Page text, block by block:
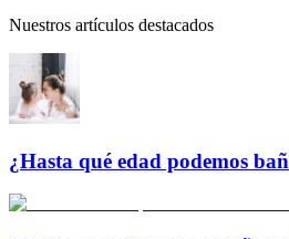
Nuestros artículos destacados
¿Hasta qué edad podemos